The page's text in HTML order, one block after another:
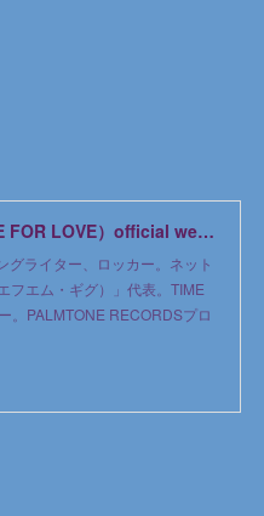
冴沢鐘己（TIME FOR LOVE）official web site
グライター、ロッカー。ネット
フエム・ギグ）」代表。TIME
。PALMTONE RECORDSプロ